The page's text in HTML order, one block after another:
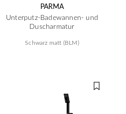
PARMA
Unterputz-Badewannen- und
Duscharmatur
Schwarz matt (BLM)